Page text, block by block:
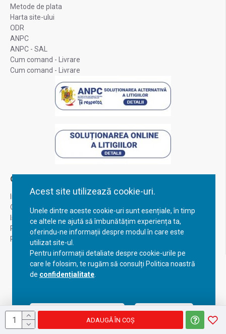
Acest site utilizează cookie-uri.
Unele dintre aceste cookie-uri sunt esențiale, în timp
ce altele ne ajută să îmbunătățim experiența ta,
oferindu-ne informații despre modul în care este
utilizat site-ul.
Pentru informații detaliate despre cookie-urile pe
care le folosim, te rugăm să consulți Politica noastră
de confidențialitate
Acceptă setările curente Configurează
ADAUGĂ ÎN COŞ
Metode de plata
Harta site-ului
ODR
ANPC
ANPC - SAL
Cum comand - Livrare
Cum comand - Livrare
Contul Meu
Inregistrare
Contul meu
Istoric comenzi
Recuperare parola
Returnare produs
Copyright © 2023, BravoShop, toate drepturile rezervate!